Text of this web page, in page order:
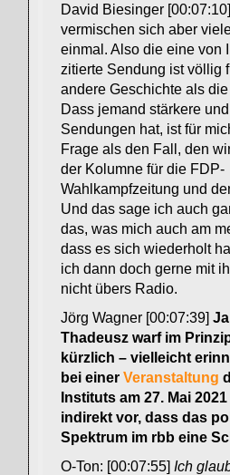
David Biesinger
vermischen sich aber
einmal. Also die eine von
zitierte Sendung ist völlig
andere Geschichte als
Dass jemand stärkere
Sendungen hat, ist für
Frage als den Fall, den
der Kolumne für die FDP-
Wahlkampfzeitung und
Und das sage ich auch
das, was mich auch am
dass es sich wiederholt
ich dann doch gerne mit
nicht übers Radio.
Jörg Wagner [00:07:39]
Thadeusz warf im
kürzlich – vielleicht
bei einer Veranstaltung
Instituts am 27. Mai
indirekt vor, dass das
Spektrum im rbb eine
O-Ton: [00:07:55] Ich